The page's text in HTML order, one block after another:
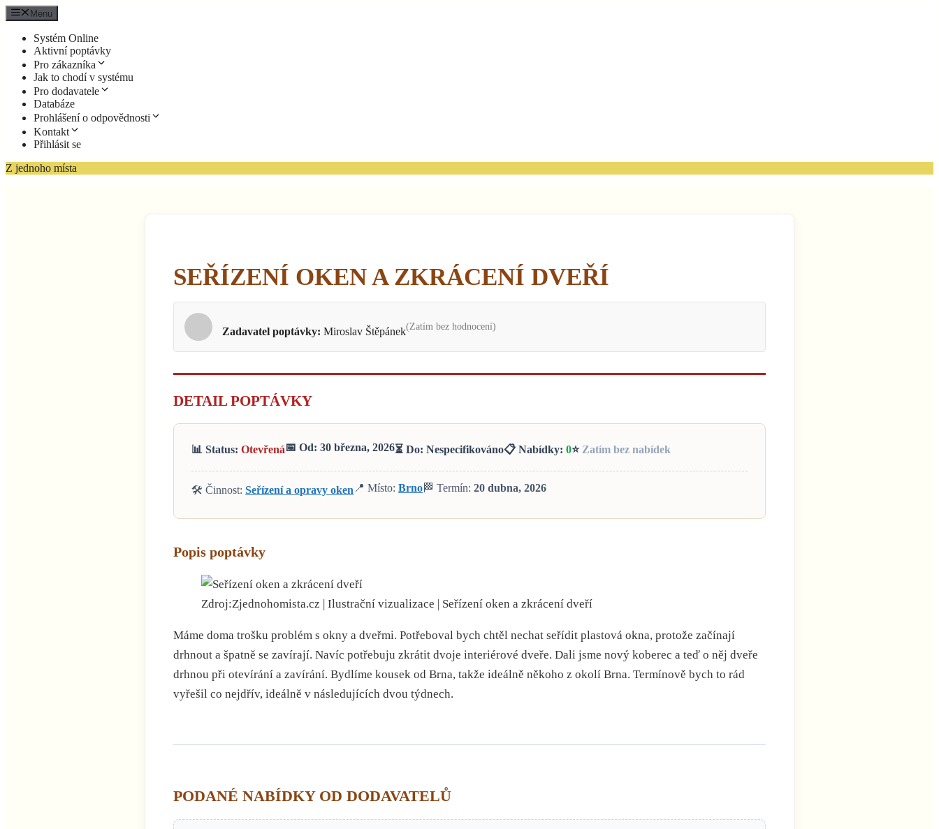
Přeskočit
na
obsah
Menu
Systém Online
Aktivní poptávky
Pro zákazníka
Jak to chodí v systému
Pro dodavatele
Databáze
Prohlášení o odpovědnosti
Kontakt
Přihlásit se
Z jednoho místa
SEŘÍZENÍ OKEN A ZKRÁCENÍ DVEŘÍ
Zadavatel poptávky: Miroslav Štěpánek(Zatím bez hodnocení)
DETAIL POPTÁVKY
📊 Status:Otevřená📅 Od: 30 března, 2026⏳ Do: Nespecifikováno📋 Nabídky:0⭐ Zatím bez nabídek
🛠️ Činnost:Seřízení a opravy oken 📍 Místo:Brno🏁 Termín:20 dubna, 2026
Popis poptávky
Zdroj:Zjednohomista.cz | Ilustrační vizualizace | Seřízení oken a zkrácení dveří
Máme doma trošku problém s okny a dveřmi. Potřeboval bych chtěl nechat seřídit plastová okna, protože začínají
drhnout a špatně se zavírají. Navíc potřebuju zkrátit dvoje interiérové dveře. Dali jsme nový koberec a teď o něj dveře
drhnou při otevírání a zavírání. Bydlíme kousek od Brna, takže ideálně někoho z okolí Brna. Termínově bych to rád
vyřešil co nejdřív, ideálně v následujících dvou týdnech.
PODANÉ NABÍDKY OD DODAVATELŮ